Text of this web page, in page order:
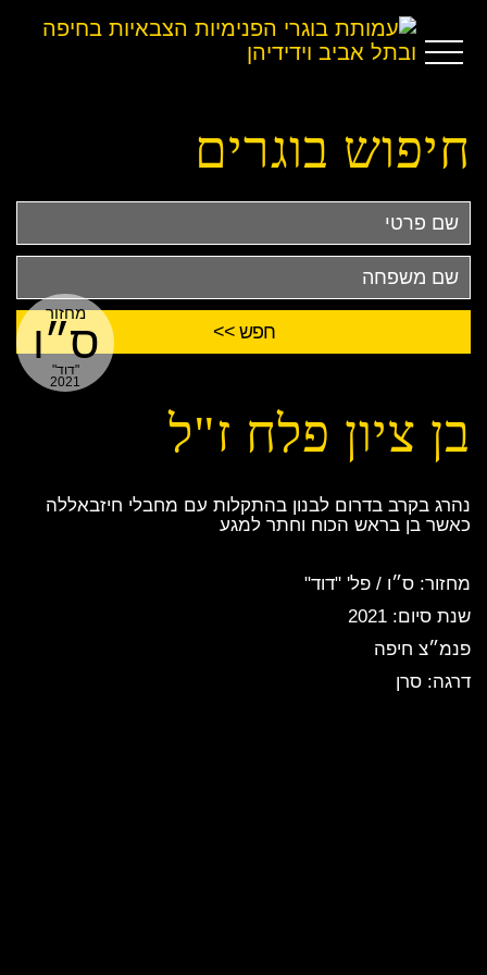
חיפוש בוגרים
שם
פרטי
שם
משפחה
מחזור
ס״ו
"דוד"
2021
בן ציון פלח ז"ל
נהרג בקרב בדרום לבנון בהתקלות עם מחבלי חיזבאללה
כאשר בן בראש הכוח וחתר למגע
מחזור: ס״ו / פל' "דוד"
שנת סיום: 2021
פנמ״צ חיפה
דרגה: סרן